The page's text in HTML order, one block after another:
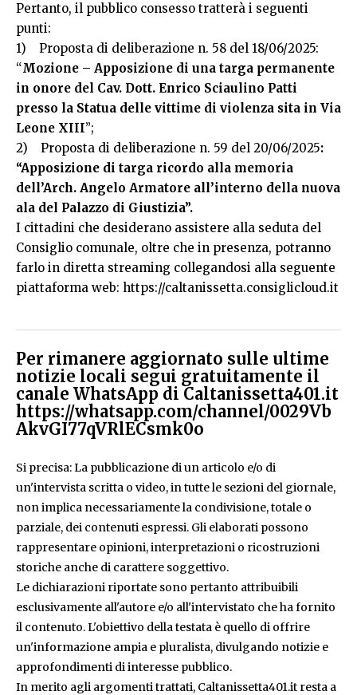
Pertanto, il pubblico consesso tratterà i seguenti
punti:
1) Proposta di deliberazione n. 58 del 18/06/2025:
“Mozione – Apposizione di una targa permanente
in onore del Cav. Dott. Enrico Sciaulino Patti
presso la Statua delle vittime di violenza sita in Via
Leone XIII”;
2) Proposta di deliberazione n. 59 del 20/06/2025:
“Apposizione di targa ricordo alla memoria
dell’Arch. Angelo Armatore all’interno della nuova
ala del Palazzo di Giustizia”.
I cittadini che desiderano assistere alla seduta del
Consiglio comunale, oltre che in presenza, potranno
farlo in diretta streaming collegandosi alla seguente
piattaforma web: https://caltanissetta.consiglicloud.it
Per rimanere aggiornato sulle ultime
notizie locali segui gratuitamente il
canale WhatsApp di Caltanissetta401.it
https://whatsapp.com/channel/0029Vb
AkvGI77qVRlECsmk0o
Si precisa: La pubblicazione di un articolo e/o di
un'intervista scritta o video, in tutte le sezioni del giornale,
non implica necessariamente la condivisione, totale o
parziale, dei contenuti espressi. Gli elaborati possono
rappresentare opinioni, interpretazioni o ricostruzioni
storiche anche di carattere soggettivo.
Le dichiarazioni riportate sono pertanto attribuibili
esclusivamente all'autore e/o all'intervistato che ha fornito
il contenuto. L'obiettivo della testata è quello di offrire
un'informazione ampia e pluralista, divulgando notizie e
approfondimenti di interesse pubblico.
In merito agli argomenti trattati, Caltanissetta401.it resta a